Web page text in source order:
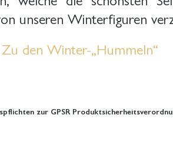
unseren Winterfiguren
Zu den Winter-„Hummeln“
zur GPSR